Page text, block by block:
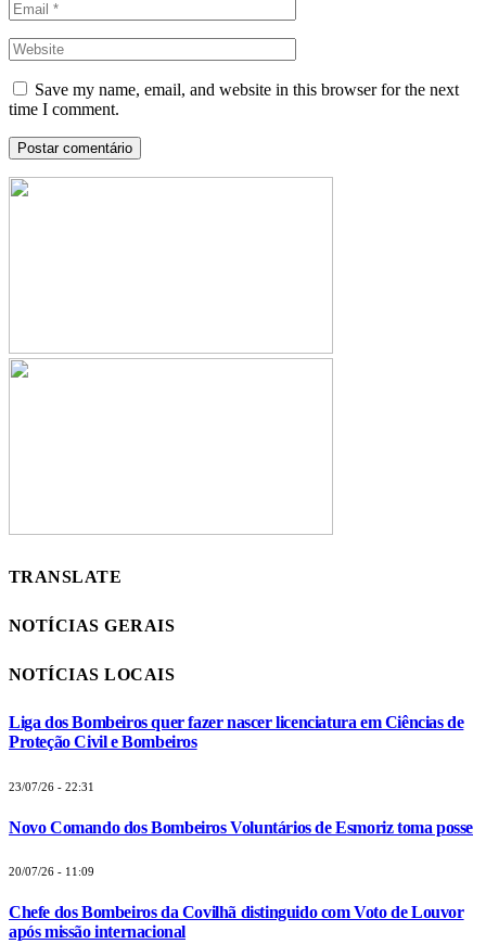
Save my name, email, and website in this browser for the next
time I comment.
TRANSLATE
NOTÍCIAS GERAIS
NOTÍCIAS LOCAIS
Liga dos Bombeiros quer fazer nascer licenciatura em Ciências de
Proteção Civil e Bombeiros
23/07/26 - 22:31
Novo Comando dos Bombeiros Voluntários de Esmoriz toma posse
20/07/26 - 11:09
Chefe dos Bombeiros da Covilhã distinguido com Voto de Louvor
após missão internacional